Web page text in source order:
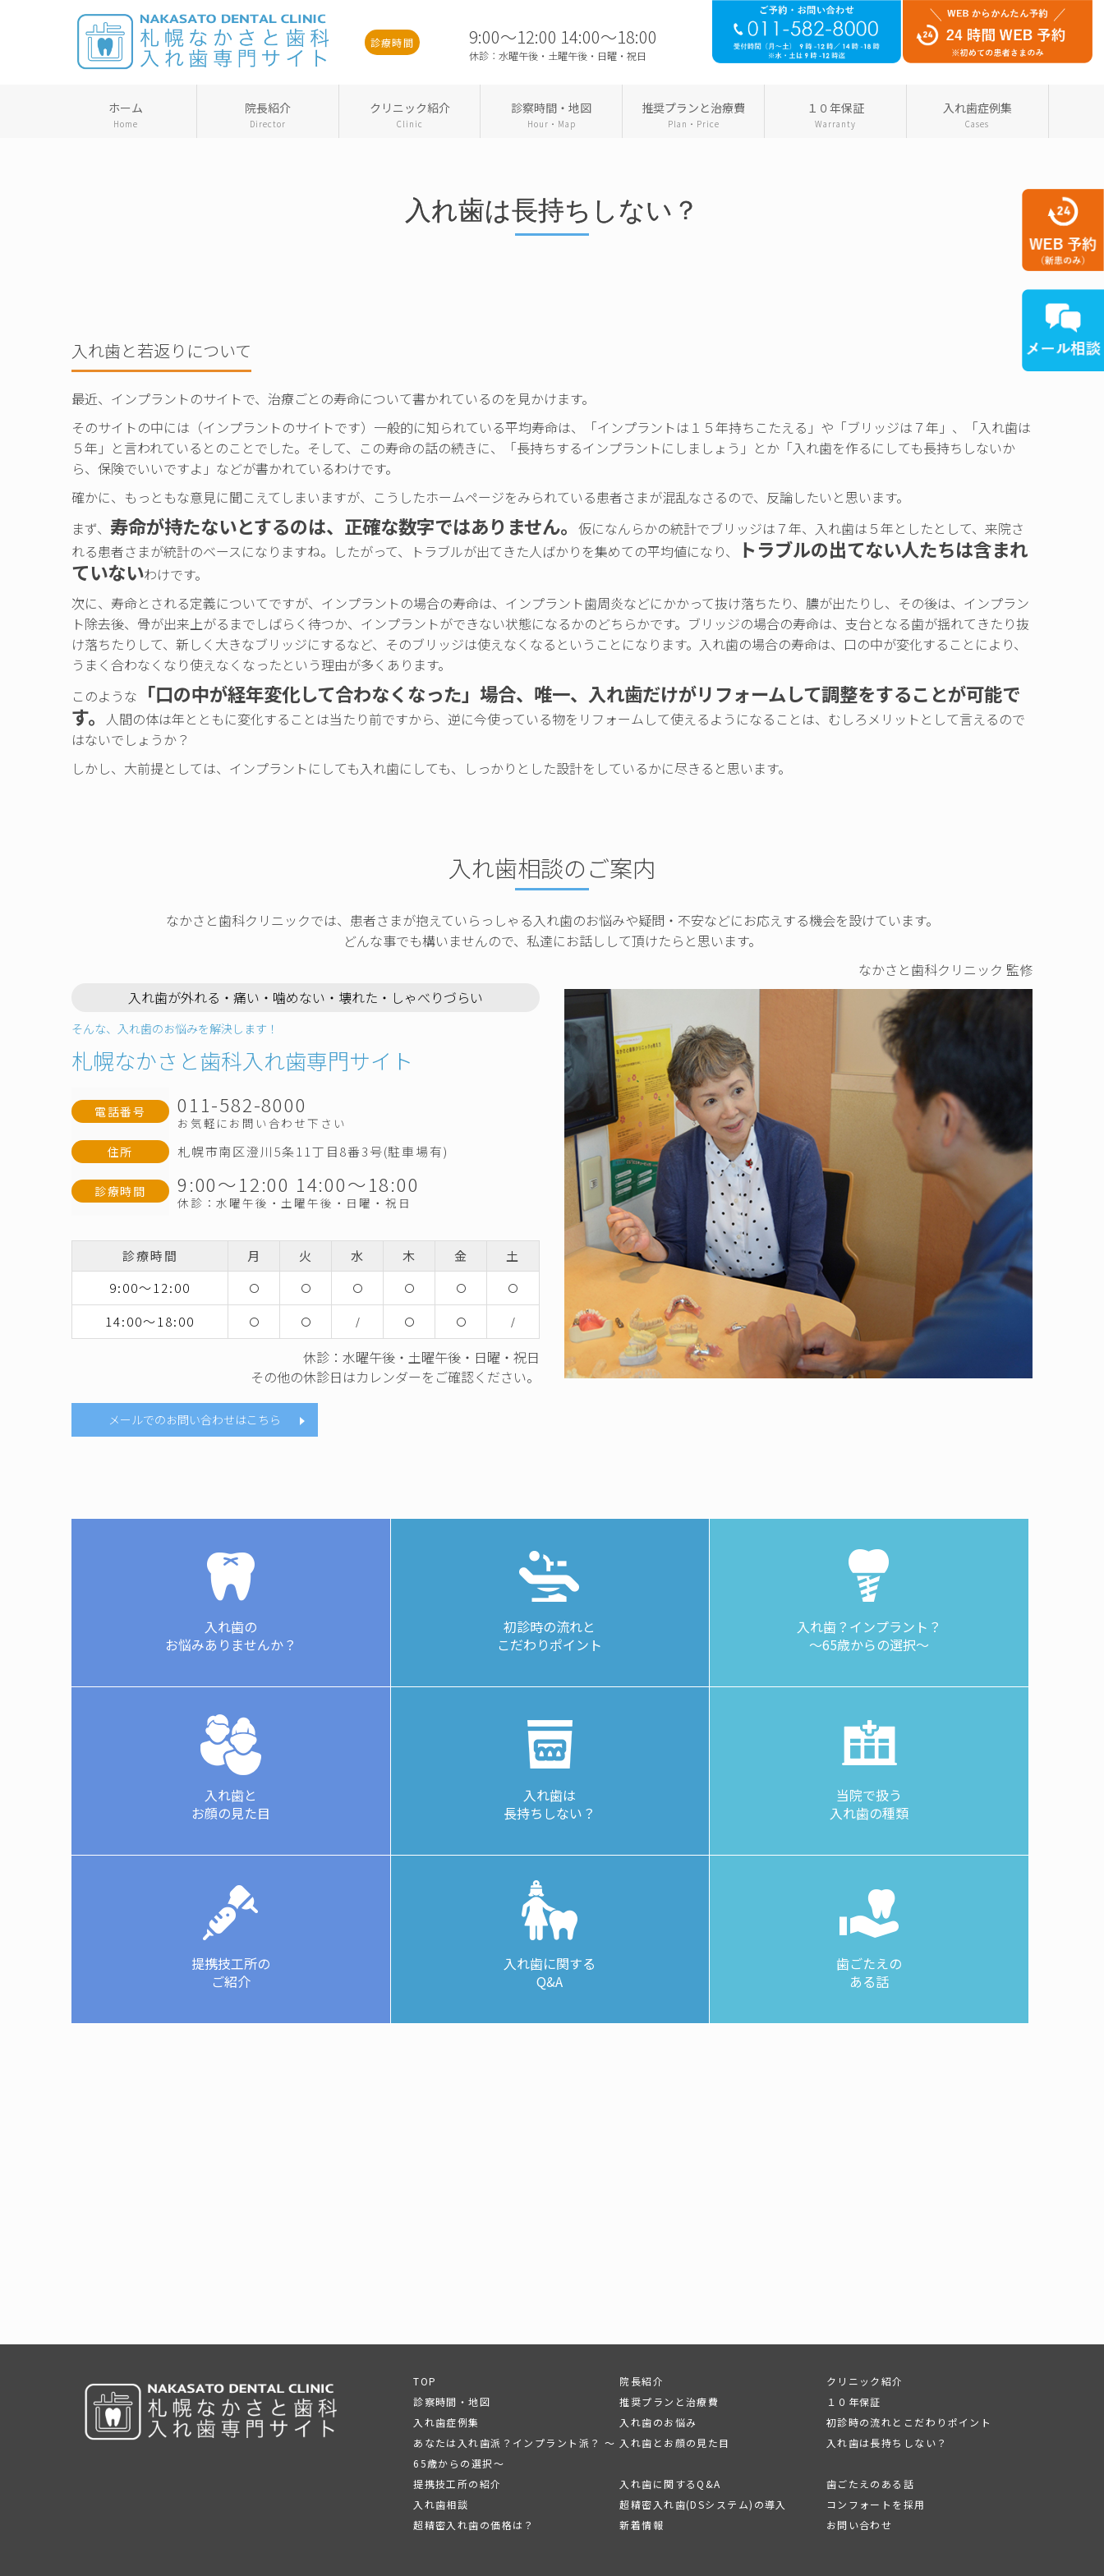
診療時間 9:00～12:00 14:00～18:00
休診：水曜午後・土曜午後・日曜・祝日
ホーム
Home
院長紹介
Director
クリニック紹介
Clinic
診察時間・地図
Hour・Map
推奨プランと治療費
Plan・Price
１０年保証
Warranty
入れ歯症例集
Cases
入れ歯は長持ちしない？
入れ歯と若返りについて
最近、インプラントのサイトで、治療ごとの寿命について書かれているのを見かけます。
そのサイトの中には（インプラントのサイトです）一般的に知られている平均寿命は、「インプラントは１５年持ちこたえる」や「ブリッジは７年」、「入れ歯は
５年」と言われているとのことでした。そして、この寿命の話の続きに、「長持ちするインプラントにしましょう」とか「入れ歯を作るにしても長持ちしないか
ら、保険でいいですよ」などが書かれているわけです。
確かに、もっともな意見に聞こえてしまいますが、こうしたホームページをみられている患者さまが混乱なさるので、反論したいと思います。
まず、 寿命が持たないとするのは、正確な数字ではありません。 仮になんらかの統計でブリッジは７年、入れ歯は５年としたとして、来院さ
れる患者さまが統計のベースになりますね。したがって、トラブルが出てきた人ばかりを集めての平均値になり、
トラブルの出てない人たちは含まれ
ていないわけです。
次に、寿命とされる定義についてですが、インプラントの場合の寿命は、インプラント歯周炎などにかかって抜け落ちたり、膿が出たりし、その後は、インプラン
ト除去後、骨が出来上がるまでしばらく待つか、インプラントができない状態になるかのどちらかです。ブリッジの場合の寿命は、支台となる歯が揺れてきたり抜
け落ちたりして、新しく大きなブリッジにするなど、そのブリッジは使えなくなるということになります。入れ歯の場合の寿命は、口の中が変化することにより、
うまく合わなくなり使えなくなったという理由が多くあります。
このような
「口の中が経年変化して合わなくなった」場合、唯一、入れ歯だけがリフォームして調整をすることが可能で
す。
人間の体は年とともに変化することは当たり前ですから、逆に今使っている物をリフォームして使えるようになることは、むしろメリットとして言えるので
はないでしょうか？
しかし、大前提としては、インプラントにしても入れ歯にしても、しっかりとした設計をしているかに尽きると思います。
入れ歯相談のご案内
なかさと歯科クリニックでは、患者さまが抱えていらっしゃる入れ歯のお悩みや疑問・不安などにお応えする機会を設けています。
どんな事でも構いませんので、私達にお話しして頂けたらと思います。
なかさと歯科クリニック 監修
入れ歯が外れる・痛い・噛めない・壊れた・しゃべりづらい
そんな、入れ歯のお悩みを解決します！
札幌なかさと歯科入れ歯専門サイト
電話番号 011-582-8000
お気軽にお問い合わせ下さい
住所
札幌市南区澄川5条11丁目8番3号(駐車場有)
診療時間 9:00〜12:00 14:00〜18:00
休診：水曜午後・土曜午後・日曜・祝日
診療時間 月 火 水 木 金
土
9:00～12:00
〇 〇 〇 〇 〇 〇
14:00～18:00 〇 〇 / 〇 〇 /
休診：水曜午後・土曜午後・日曜・祝日
その他の休診日はカレンダーをご確認ください。
メールでのお問い合わせはこちら
入れ歯の
お悩みありませんか？
初診時の流れと
こだわりポイント
入れ歯？インプラント？
～65歳からの選択～
入れ歯と
お顔の見た目
入れ歯は
長持ちしない？
当院で扱う
入れ歯の種類
提携技工所の
ご紹介
入れ歯に関する
Q&A
歯ごたえの
ある話
TOP 院長紹介
クリニック紹介
診察時間・地図
推奨プランと治療費
１０年保証
入れ歯症例集
入れ歯のお悩み
初診時の流れとこだわりポイント
あなたは入れ歯派？インプラント派？ ～
65歳からの選択～
入れ歯とお顔の見た目 入れ歯は長持ちしない？
提携技工所の紹介 入れ歯に関するQ&A
歯ごたえのある話
入れ歯相談
超精密入れ歯(DSシステム)の導入
コンフォートを採用
超精密入れ歯の価格は？
新着情報 お問い合わせ